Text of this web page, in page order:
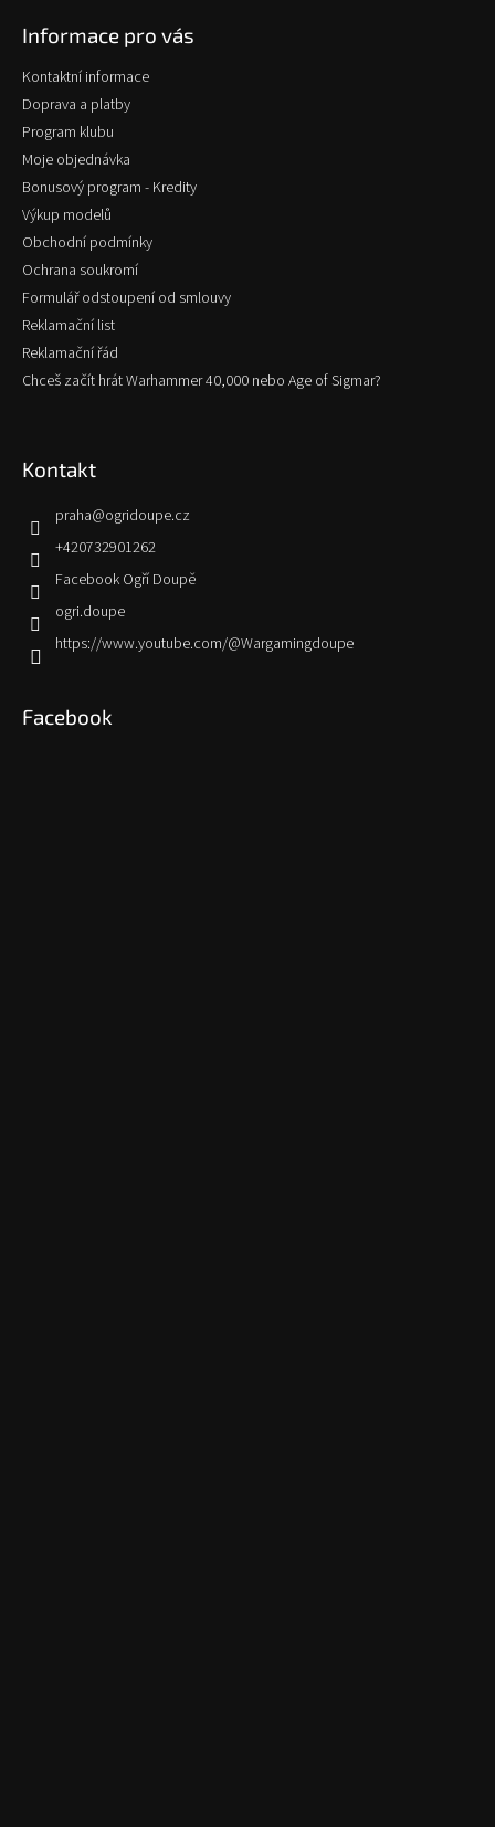
Informace pro vás
Kontaktní informace
Doprava a platby
Program klubu
Moje objednávka
Bonusový program - Kredity
Výkup modelů
Obchodní podmínky
Ochrana soukromí
Formulář odstoupení od smlouvy
Reklamační list
Reklamační řád
Chceš začít hrát Warhammer 40,000 nebo Age of Sigmar?
Kontakt
praha@ogridoupe.cz
+420732901262
Facebook Ogří Doupě
ogri.doupe
https://www.youtube.com/@Wargamingdoupe
Facebook